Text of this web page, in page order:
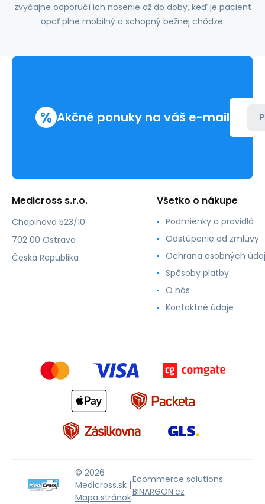
zvyčajne odporučí ich nosenie až do doby, keď je pacient
opäť plne mobilný a schopný bežnej chôdze.
% Akčné ponuky na váš e-mail
Medicross s.r.o.
Chopinova 523/10
702 00 Ostrava
Česká Republika
Všetko o nákupe
Podmienky a pravidlá
Odstúpenie od zmluvy
Ochrana osobných
Spôsoby platby
O nás
Kontaktné údaje
© 2026
Medicross.sk |
Mapa stránok
Ecommerce solutions
BINARGON.cz